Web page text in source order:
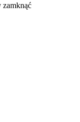
zamknąć